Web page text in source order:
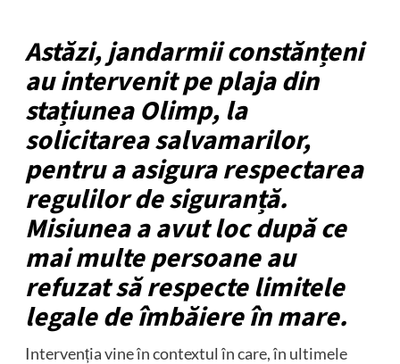
Astăzi, jandarmii constănțeni
au intervenit pe plaja din
stațiunea Olimp, la
solicitarea salvamarilor,
pentru a asigura respectarea
regulilor de siguranță.
Misiunea a avut loc după ce
mai multe persoane au
refuzat să respecte limitele
legale de îmbăiere în mare.
Intervenția vine în contextul în care, în ultimele